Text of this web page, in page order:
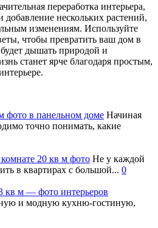
переработка интерьера,
добавление нескольких растений,
изменениям. Используйте
чтобы превратить ваш дом в
дышать природой и
станет ярче благодаря простым,
фото в панельном доме Начиная
точно понимать, какие
20 кв м фото Не у каждой
в квартирах с большой... 0
кв м — фото интерьеров
и модную кухню-гостиную,